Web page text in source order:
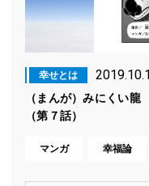
幸せとは
（まんが）みにくい
（第７話）
マンガ 幸福論